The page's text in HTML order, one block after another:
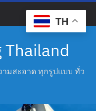
Thailand
มสะอาด ทุกรูปแบบ ทั่ว
TH